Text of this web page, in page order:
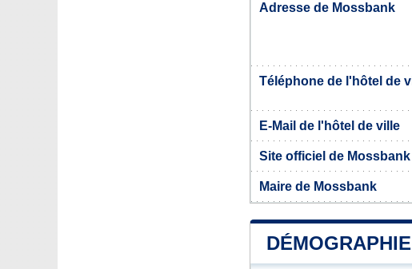
Adresse de Mossbank
Téléphone de l'hôtel de
E-Mail de l'hôtel de ville
Site officiel de Mossbank
Maire de Mossbank